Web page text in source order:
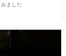
ました